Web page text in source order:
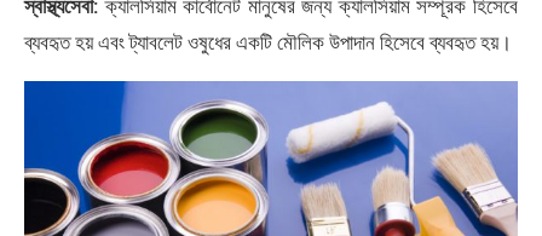
স্বাস্থ্যসেবা: ক্যালসিয়াম কার্বোনেট মানুষের জন্য ক্যালসিয়াম সম্পূরক হিসেবে
ব্যবহৃত হয় এবং ট্যাবলেট ওষুধের একটি মৌলিক উপাদান হিসেবে ব্যবহৃত হয়।